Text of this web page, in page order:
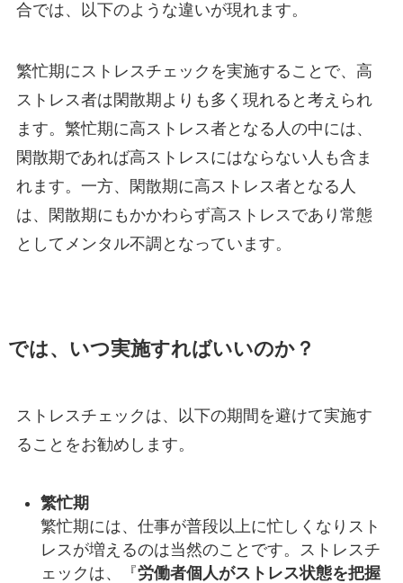
合では、以下のような違いが現れます。
繁忙期にストレスチェックを実施することで、高
ストレス者は閑散期よりも多く現れると考えられ
ます。繁忙期に高ストレス者となる人の中には、
閑散期であれば高ストレスにはならない人も含ま
れます。一方、閑散期に高ストレス者となる人
は、閑散期にもかかわらず高ストレスであり常態
としてメンタル不調となっています。
では、いつ実施すればいいのか？
ストレスチェックは、以下の期間を避けて実施す
ることをお勧めします。
繁忙期
繁忙期には、仕事が普段以上に忙しくなりスト
レスが増えるのは当然のことです。ストレスチ
ェックは、『労働者個人がストレス状態を把握